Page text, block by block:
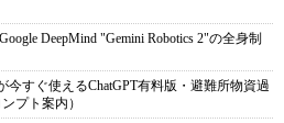
DeepMind "Gemini Robotics 2"の全身制
すぐ使えるChatGPT有料版・避難所物資過
プト案内）